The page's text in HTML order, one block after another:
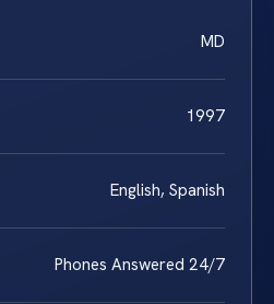
MD
1997
English, Spanish
Phones Answered 24/7